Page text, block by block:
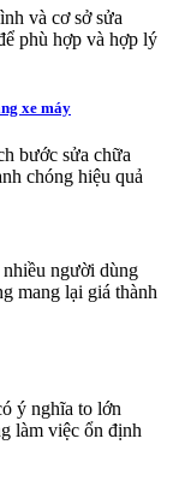
và cơ sở sửa
phù hợp và hợp lý
xe máy
bước sửa chữa
chóng hiệu quả
người dùng
mang lại giá thành
ý nghĩa to lớn
làm việc ổn định